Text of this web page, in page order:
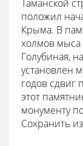
Таманской
положил
Крыма. В
холмов мыса
Голубиная,
установлен
годов
этот
монументу
Сохранить